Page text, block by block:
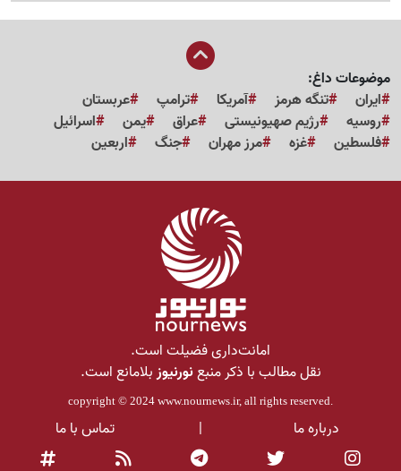
موضوعات داغ:
ایران
تنگه هرمز آمریکا ترامپ
عربستان
روسیه
رژیم صهیونیستی عراق یمن
اسرائیل
فلسطین
غزه مرز مهران جنگ اربعین
امانت‌داری فضیلت است.
نقل مطالب با ذکر منبعنورنیوزبلامانع است.
copyright © 2024 www.nournews.ir, all rights reserved.
درباره ما | تماس با ما